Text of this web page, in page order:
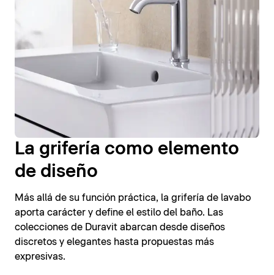
La grifería como elemento
de diseño
Más allá de su función práctica, la grifería de lavabo
aporta carácter y define el estilo del baño. Las
colecciones de Duravit abarcan desde diseños
discretos y elegantes hasta propuestas más
expresivas.